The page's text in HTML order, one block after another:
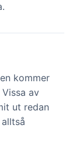
kommer
av
ut redan